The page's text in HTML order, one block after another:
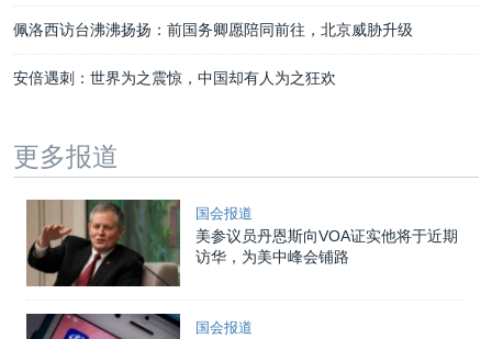
佩洛西访台沸沸扬扬：前国务卿愿陪同前往，北京威胁升级
安倍遇刺：世界为之震惊，中国却有人为之狂欢
更多报道
国会报道
美参议员丹恩斯向VOA证实他将于近期
访华，为美中峰会铺路
国会报道